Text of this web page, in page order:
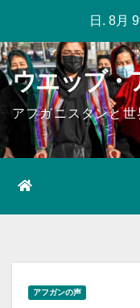
content
日. 8月
ウエッブ・
アフガニスタンと
アフガンの声